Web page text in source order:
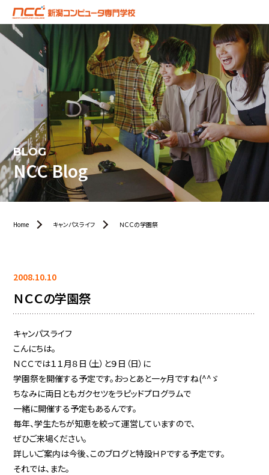
BLOG
NCC Blog
Home キャンパスライフ ＮＣＣの学園祭
2008.10.10
ＮＣＣの学園祭
キャンパスライフ
こんにちは。
ＮＣＣでは１１月８日（土）と９日（日）に
学園祭を開催する予定です。おっとあと一ヶ月ですね(^^ゞ
ちなみに両日ともガクセツをラピッドプログラムで
一緒に開催する予定もあるんです。
毎年、学生たちが知恵を絞って運営していますので、
ぜひご来場ください。
詳しいご案内は今後、このブログと特設ＨＰでする予定です。
それでは、また。